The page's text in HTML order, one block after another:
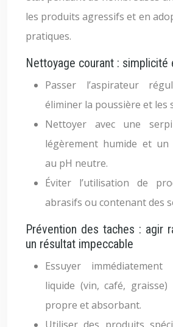
les produits agressifs et en
pratiques.
Nettoyage courant : simplicité
Passer l’aspirateur
éliminer la poussière et les
Nettoyer avec une
légèrement humide et
au pH neutre.
Éviter l’utilisation de
abrasifs ou contenant des
Prévention des taches : agir
un résultat impeccable
Essuyer
liquide (vin, café,
propre et absorbant.